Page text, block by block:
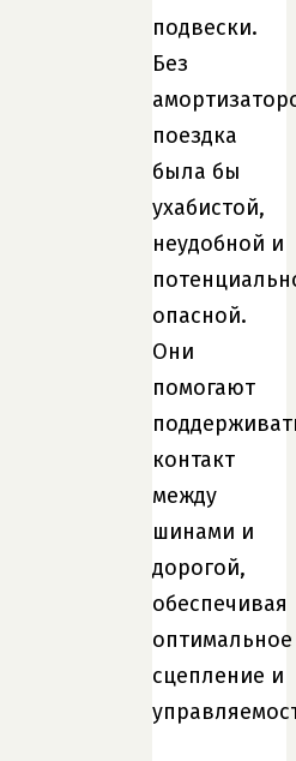
подвески.
Без
поездка
была бы
ухабистой,
неудобной и
опасной.
Они
помогают
контакт
между
шинами и
дорогой,
обеспечивая
оптимальное
сцепление и